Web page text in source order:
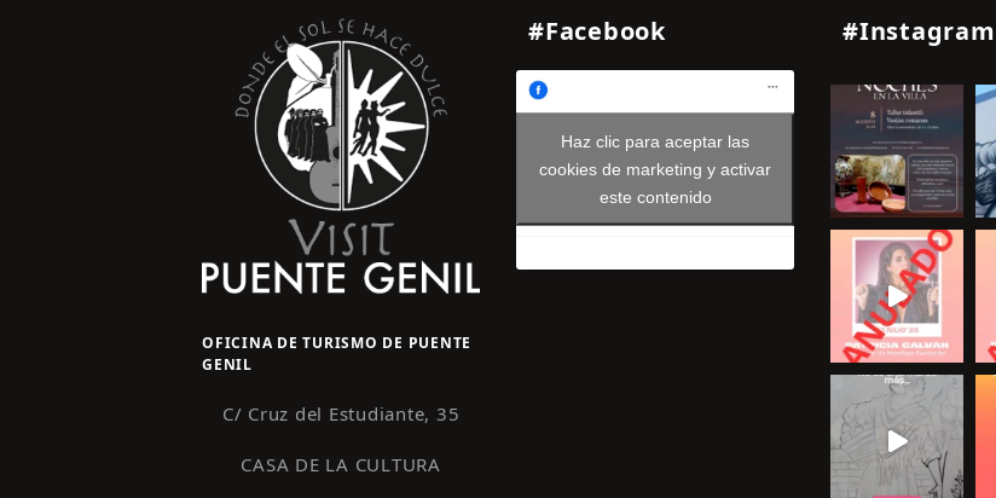
OFICINA DE TURISMO DE PUENTE
GENIL
C/ Cruz del Estudiante, 35
CASA DE LA CULTURA
#Facebook
Haz clic para aceptar las
cookies de marketing y activar
este contenido
#Instagram